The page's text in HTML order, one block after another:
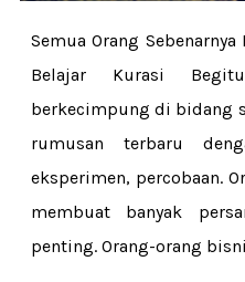
Semua Orang
Belajar Kurasi
berkecimpung di bidang
rumusan terbaru
eksperimen, percobaan.
membuat banyak
penting. Orang-orang